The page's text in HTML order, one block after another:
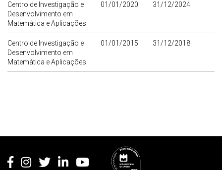
Centro de Investigação e
Desenvolvimento em
Matemática e Aplicações
01/01/2020 31/12/2024
Centro de Investigação e
Desenvolvimento em
Matemática e Aplicações
01/01/2015 31/12/2018